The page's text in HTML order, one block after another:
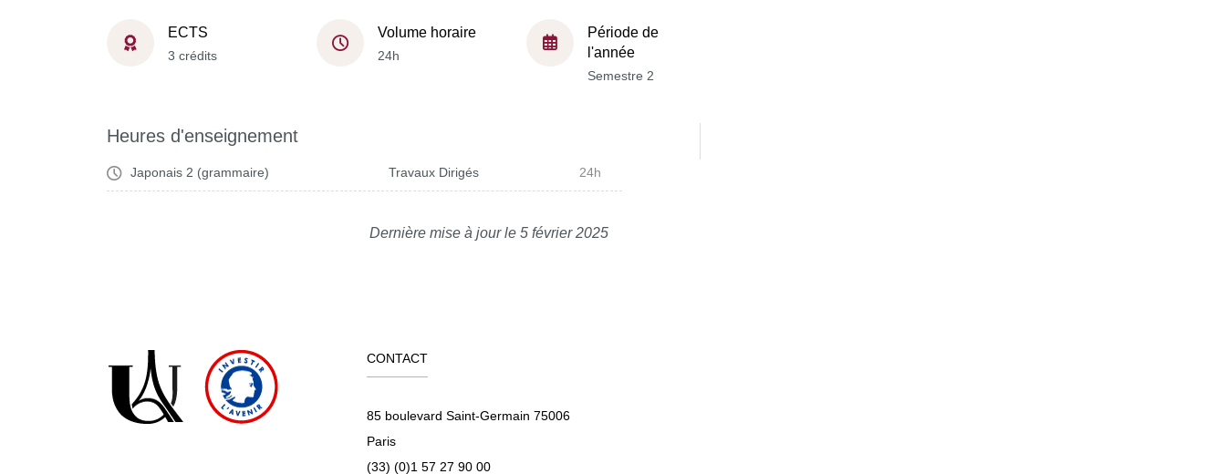
ECTS
3 crédits
Volume horaire
24h
Période de
l'année
Semestre 2
Heures d'enseignement
Japonais 2 (grammaire) Travaux Dirigés 24h
Dernière mise à jour le 5 février 2025
CONTACT
85 boulevard Saint-Germain 75006
Paris
(33) (0)1 57 27 90 00